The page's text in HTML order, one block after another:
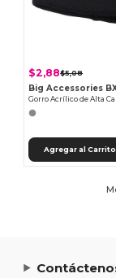
$2,88$5,08
Big Accessories
Agregar al Carrito